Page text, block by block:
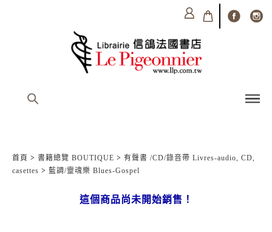
首頁 > 書籍總覽 BOUTIQUE > 有聲書 /CD/錄音帶 Livres-audio, CD,
casettes > 藍調/靈魂樂 Blues-Gospel
這個商品尚未開始銷售！